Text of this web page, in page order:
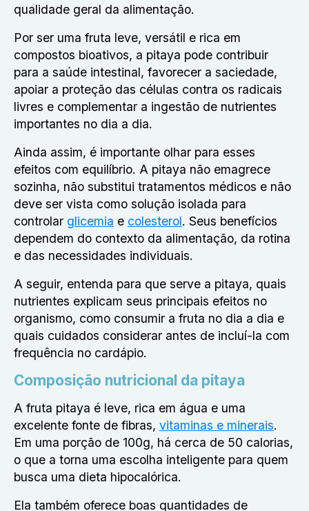
qualidade geral da alimentação.
Por ser uma fruta leve, versátil e rica em
compostos bioativos, a pitaya pode contribuir
para a saúde intestinal, favorecer a saciedade,
apoiar a proteção das células contra os radicais
livres e complementar a ingestão de nutrientes
importantes no dia a dia.
Ainda assim, é importante olhar para esses
efeitos com equilíbrio. A pitaya não emagrece
sozinha, não substitui tratamentos médicos e não
deve ser vista como solução isolada para
controlar glicemia e colesterol. Seus benefícios
dependem do contexto da alimentação, da rotina
e das necessidades individuais.
A seguir, entenda para que serve a pitaya, quais
nutrientes explicam seus principais efeitos no
organismo, como consumir a fruta no dia a dia e
quais cuidados considerar antes de incluí-la com
frequência no cardápio.
Composição nutricional da pitaya
A fruta pitaya é leve, rica em água e uma
excelente fonte de fibras, vitaminas e minerais.
Em uma porção de 100g, há cerca de 50 calorias,
o que a torna uma escolha inteligente para quem
busca uma dieta hipocalórica.
Ela também oferece boas quantidades de